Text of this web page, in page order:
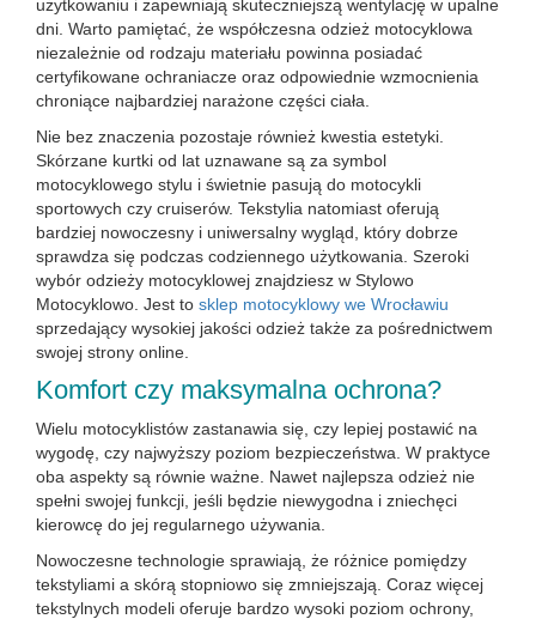
użytkowaniu i zapewniają skuteczniejszą wentylację w upalne
dni. Warto pamiętać, że współczesna odzież motocyklowa
niezależnie od rodzaju materiału powinna posiadać
certyfikowane ochraniacze oraz odpowiednie wzmocnienia
chroniące najbardziej narażone części ciała.
Nie bez znaczenia pozostaje również kwestia estetyki.
Skórzane kurtki od lat uznawane są za symbol
motocyklowego stylu i świetnie pasują do motocykli
sportowych czy cruiserów. Tekstylia natomiast oferują
bardziej nowoczesny i uniwersalny wygląd, który dobrze
sprawdza się podczas codziennego użytkowania. Szeroki
wybór odzieży motocyklowej znajdziesz w Stylowo
Motocyklowo. Jest to sklep motocyklowy we Wrocławiu
sprzedający wysokiej jakości odzież także za pośrednictwem
swojej strony online.
Komfort czy maksymalna ochrona?
Wielu motocyklistów zastanawia się, czy lepiej postawić na
wygodę, czy najwyższy poziom bezpieczeństwa. W praktyce
oba aspekty są równie ważne. Nawet najlepsza odzież nie
spełni swojej funkcji, jeśli będzie niewygodna i zniechęci
kierowcę do jej regularnego używania.
Nowoczesne technologie sprawiają, że różnice pomiędzy
tekstyliami a skórą stopniowo się zmniejszają. Coraz więcej
tekstylnych modeli oferuje bardzo wysoki poziom ochrony,